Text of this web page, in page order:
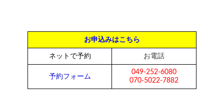
お申込みはこちら
ネットで予約 お電話
予約フォーム
049-252-6080
070-5022-7882